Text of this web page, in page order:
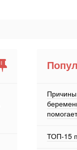
помогает
ТОП-15